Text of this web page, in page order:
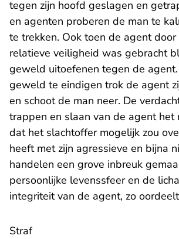
tegen zijn hoofd geslagen en
en agenten proberen de man te
te trekken. Ook toen de agent
relatieve veiligheid was gebracht
geweld uitoefenen tegen de
geweld te eindigen trok de agent
en schoot de man neer. De
trappen en slaan van de agent het
dat het slachtoffer mogelijk zou
heeft met zijn agressieve en bijna
handelen een grove inbreuk
persoonlijke levenssfeer en de
integriteit van de agent, zo
Straf